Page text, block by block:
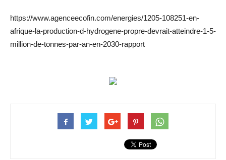
https://www.agenceecofin.com/energies/1205-108251-en-
afrique-la-production-d-hydrogene-propre-devrait-atteindre-1-5-
million-de-tonnes-par-an-en-2030-rapport